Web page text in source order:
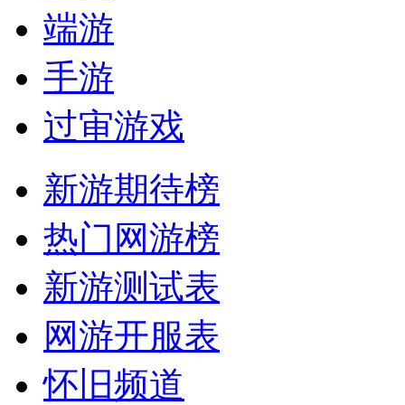
端游
手游
过审游戏
新游期待榜
热门网游榜
新游测试表
网游开服表
怀旧频道